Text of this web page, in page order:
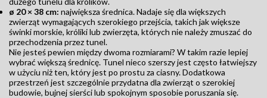
ø 20 × 38 cm: największa średnica. Nadaje się dla większych
zwierząt wymagających szerokiego przejścia, takich jak większe
świnki morskie, króliki lub zwierzęta, których nie należy zmuszać do
przechodzenia przez tunel.
Nie jesteś pewien między dwoma rozmiarami? W takim razie lepiej
wybrać większą średnicę. Tunel nieco szerszy jest często łatwiejszy
w użyciu niż ten, który jest po prostu za ciasny. Dodatkowa
przestrzeń jest szczególnie przydatna dla zwierząt o szerokiej
budowie, bujnej sierści lub spokojnym sposobie poruszania się.